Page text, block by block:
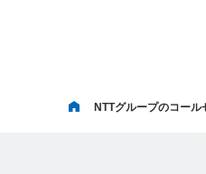
NTTグループのコー